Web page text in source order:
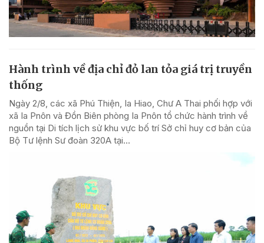
Hành trình về địa chỉ đỏ lan tỏa giá trị truyền
thống
Ngày 2/8, các xã Phú Thiện, Ia Hiao, Chư A Thai phối hợp với
xã Ia Pnôn và Đồn Biên phòng Ia Pnôn tổ chức hành trình về
nguồn tại Di tích lịch sử khu vực bố trí Sở chỉ huy cơ bản của
Bộ Tư lệnh Sư đoàn 320A tại...